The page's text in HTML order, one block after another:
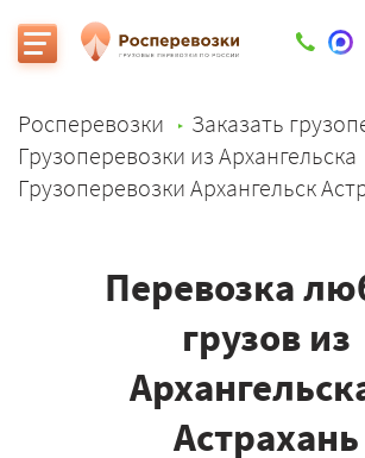
Росперевозки
Заказать
Грузоперевозки из Архангельска
Грузоперевозки Архангельск
Перевозка
грузов из
Астрахань